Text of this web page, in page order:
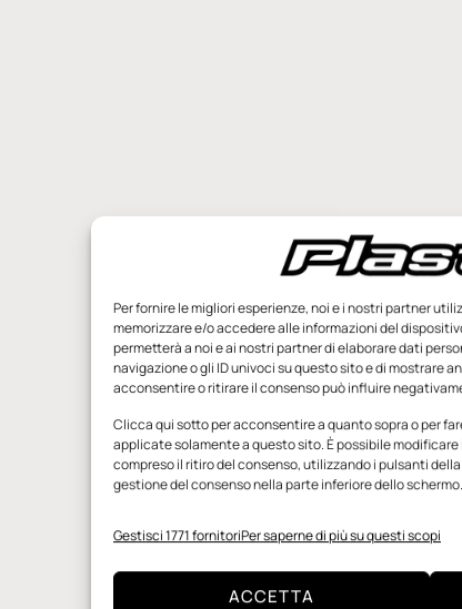
Per fornire le migliori esperienze, noi e i nostri partner
memorizzare e/o accedere alle informazioni del
permetterà a noi e ai nostri partner di elaborare dati
navigazione o gli ID univoci su questo sito e di mostrare
acconsentire o ritirare il consenso può influire
Clicca qui sotto per acconsentire a quanto sopra o per
applicate solamente a questo sito. È possibile
compreso il ritiro del consenso, utilizzando i pulsanti
gestione del consenso nella parte inferiore dello schermo.
Gestisci 1771 fornitoriPer saperne di più su questi scopi
ACCETTA